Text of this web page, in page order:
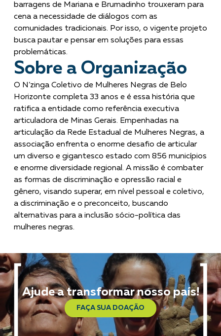
barragens de Mariana e Brumadinho trouxeram para
cena a necessidade de diálogos com as
comunidades tradicionais. Por isso, o vigente projeto
busca pautar e pensar em soluções para essas
problemáticas.
Sobre a Organização
O N’zinga Coletivo de Mulheres Negras de Belo
Horizonte completa 33 anos e é essa história que
ratifica a entidade como referência executiva
articuladora de Minas Gerais. Empenhadas na
articulação da Rede Estadual de Mulheres Negras, a
associação enfrenta o enorme desafio de articular
um diverso e gigantesco estado com 856 municípios
e enorme diversidade regional. A missão é combater
as formas de discriminação e opressão racial e
gênero, visando superar, em nível pessoal e coletivo,
a discriminação e o preconceito, buscando
alternativas para a inclusão sócio-política das
mulheres negras.
Ajude a transformar nosso país!
FAÇA SUA DOAÇÃO